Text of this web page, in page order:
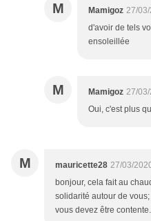
M Mamigoz 27/
d'avoir de tels
ensoleillée
M Mamigoz 27/
Oui, c'est plus
M mauricette28 27/03/
bonjour, cela fait au
solidarité autour de
vous devez être